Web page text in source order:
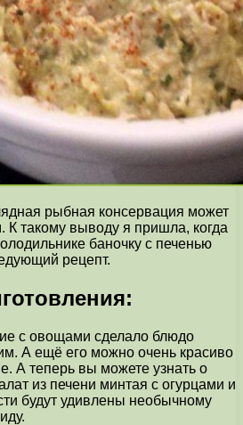
рыбная консервация может
К такому выводу я пришла, когда
баночку с печенью
рецепт.
с овощами сделало блюдо
А ещё его можно очень красиво
А теперь вы можете узнать о
из печени минтая с огурцами и
будут удивлены необычному